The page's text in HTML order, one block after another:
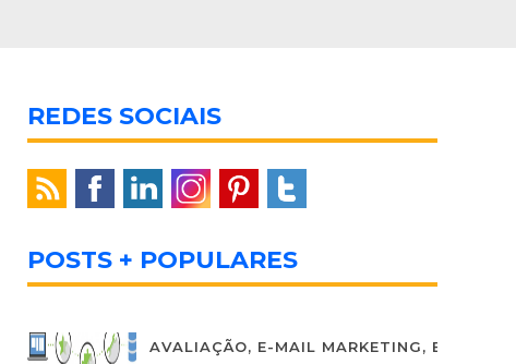
REDES SOCIAIS
POSTS + POPULARES
AVALIAÇÃO, E-MAIL MARKETING,